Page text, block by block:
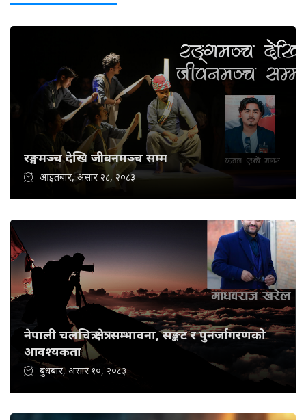
रङ्गमञ्च देखि जीवनमञ्च सम्म
आइतबार, असार २८, २०८३
नेपाली चलचित्र क्षेत्र: सम्भावना, सङ्कट र पुनर्जागरणको
आवश्यकता
बुधबार, असार १०, २०८३